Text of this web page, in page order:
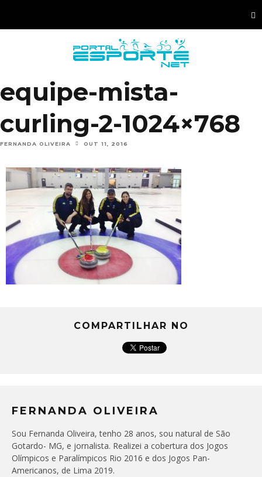
equipe-mista-
curling-2-1024×768
FERNANDA OLIVEIRA OUT 11, 2016
COMPARTILHAR NO
FERNANDA OLIVEIRA
Sou Fernanda Oliveira, tenho 28 anos, sou natural de São
Gotardo- MG, e jornalista. Realizei a cobertura dos Jogos
Olímpicos e Paralímpicos Rio 2016 e dos Jogos Pan-
Americanos, de Lima 2019.